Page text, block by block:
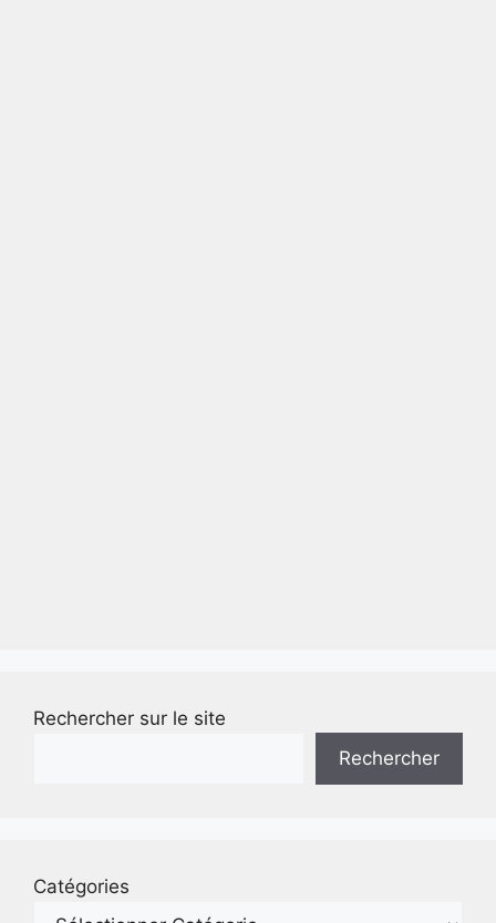
Rechercher sur le site
Rechercher
Catégories